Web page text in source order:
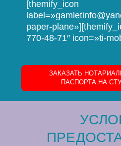
[themify_icon
paper-
770-48-71″ icon=»ti-
ЗАКАЗАТЬ
ПАСПОРТА НА